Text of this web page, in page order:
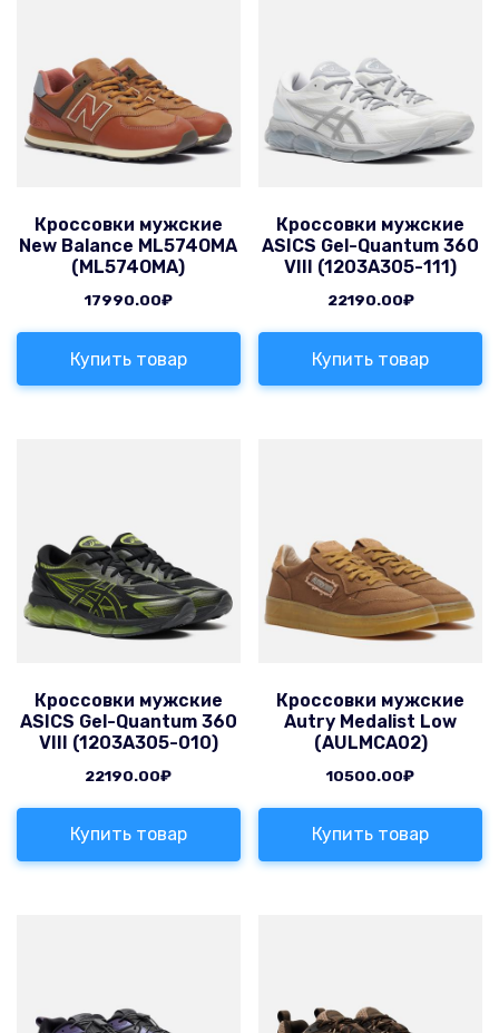
Кроссовки мужские
New Balance ML574OMA
(ML574OMA)
17990.00₽
Купить товар
Кроссовки мужские
ASICS Gel-Quantum 360
VIII (1203A305-111)
22190.00₽
Купить товар
Кроссовки мужские
ASICS Gel-Quantum 360
VIII (1203A305-010)
22190.00₽
Купить товар
Кроссовки мужские
Autry Medalist Low
(AULMCA02)
10500.00₽
Купить товар